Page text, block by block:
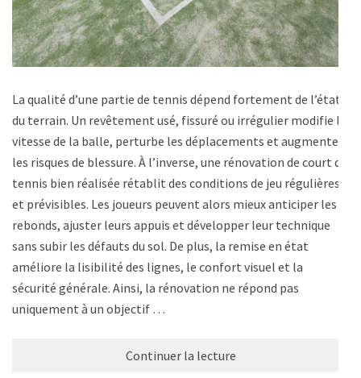
La qualité d’une partie de tennis dépend fortement de l’état
du terrain. Un revêtement usé, fissuré ou irrégulier modifie la
vitesse de la balle, perturbe les déplacements et augmente
les risques de blessure. À l’inverse, une rénovation de court de
tennis bien réalisée rétablit des conditions de jeu régulières
et prévisibles. Les joueurs peuvent alors mieux anticiper les
rebonds, ajuster leurs appuis et développer leur technique
sans subir les défauts du sol. De plus, la remise en état
améliore la lisibilité des lignes, le confort visuel et la
sécurité générale. Ainsi, la rénovation ne répond pas
uniquement à un objectif …
Continuer la lecture